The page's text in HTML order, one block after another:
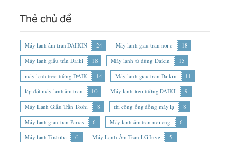
Thẻ chủ đề
Máy lạnh âm trần DAIKIN 24 Máy lạnh giấu trần nối ố
18
Máy lạnh giấu trần Daiki
18 Máy lạnh tủ đứng Daikin
15
máy lạnh treo tường DAIK
14 Máy lạnh giấu trần Daikin
11
lắp đặt máy lạnh âm trần
10 Máy lạnh treo tường DAIKI
9
Máy Lạnh Giấu Trần Toshi
8 thi công ống đồng máy lạ
8
Máy lạnh giấu trần Panas
6 Máy lạnh âm trần nối ống
6
Máy lạnh Toshiba
6 Máy Lạnh Âm Trần LG Inve
5